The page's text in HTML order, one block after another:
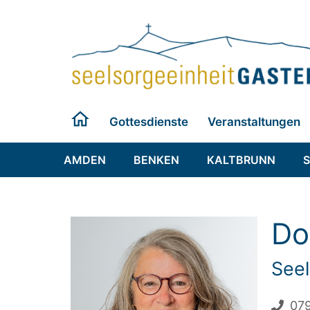
Gottesdienste Veranstaltungen
AMDEN BENKEN KALTBRUNN